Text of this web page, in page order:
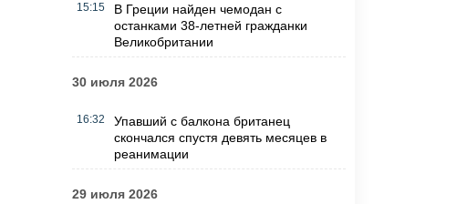
15:15
В Греции найден чемодан с
останками 38-летней гражданки
Великобритании
30 июля 2026
16:32
Упавший с балкона британец
скончался спустя девять месяцев в
реанимации
29 июля 2026